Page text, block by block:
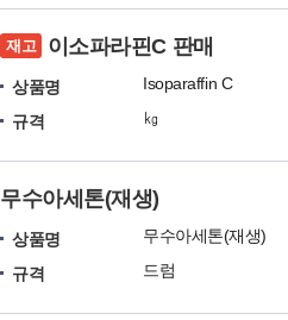
재고 이소파라핀C 판매
상품명
Isoparaffin C
규격
㎏
무수아세톤(재생)
상품명
무수아세톤(재생)
규격
드럼